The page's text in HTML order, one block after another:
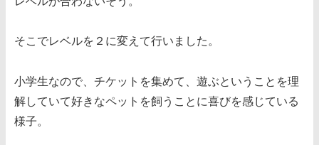
そこでレベルを２に変えて行いました。
小学生なので、チケットを集めて、遊ぶということを理
解していて好きなペットを飼うことに喜びを感じている
様子。